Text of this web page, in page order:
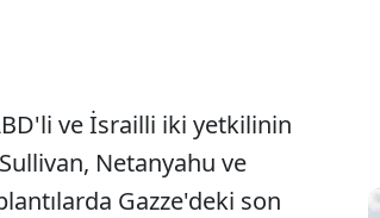
ve İsrailli iki yetkilinin
Netanyahu ve
Gazze'deki son